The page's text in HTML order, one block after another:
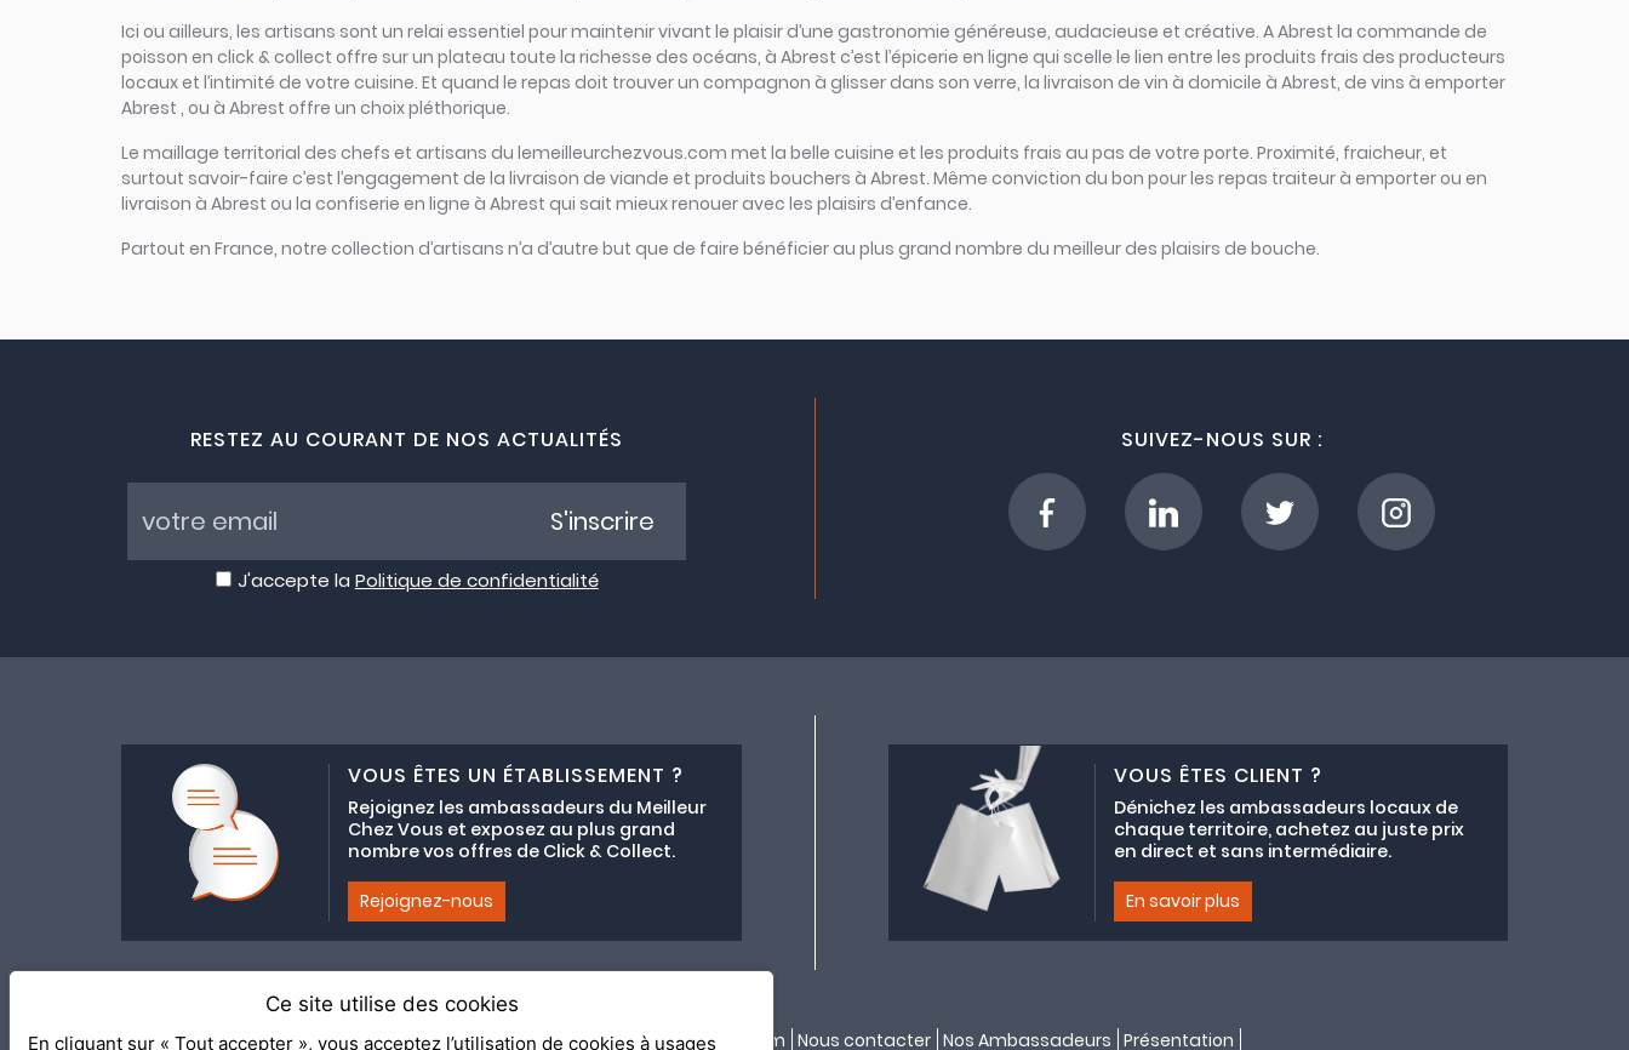
Ici ou ailleurs, les artisans sont un relai essentiel pour maintenir vivant le plaisir d’une gastronomie généreuse, audacieuse et créative. A Abrest la commande de
poisson en click & collect offre sur un plateau toute la richesse des océans, à Abrest c’est l’épicerie en ligne qui scelle le lien entre les produits frais des producteurs
locaux et l’intimité de votre cuisine. Et quand le repas doit trouver un compagnon à glisser dans son verre, la livraison de vin à domicile à Abrest, de vins à emporter
Abrest , ou à Abrest offre un choix pléthorique.
Le maillage territorial des chefs et artisans du lemeilleurchezvous.com met la belle cuisine et les produits frais au pas de votre porte. Proximité, fraicheur, et
surtout savoir-faire c’est l’engagement de la livraison de viande et produits bouchers à Abrest. Même conviction du bon pour les repas traiteur à emporter ou en
livraison à Abrest ou la confiserie en ligne à Abrest qui sait mieux renouer avec les plaisirs d’enfance.
Partout en France, notre collection d’artisans n’a d’autre but que de faire bénéficier au plus grand nombre du meilleur des plaisirs de bouche.
RESTEZ AU COURANT DE NOS ACTUALITÉS
J'accepte la Politique de confidentialité
S'inscrire
SUIVEZ-NOUS SUR :
VOUS ÊTES UN ÉTABLISSEMENT ?
Rejoignez les ambassadeurs du Meilleur
Chez Vous et exposez au plus grand
nombre vos offres de Click & Collect.
Rejoignez-nous
VOUS ÊTES CLIENT ?
Dénichez les ambassadeurs locaux de
chaque territoire, achetez au juste prix
en direct et sans intermédiaire.
En savoir plus
Adhésion au collectif lemeilleurchezvous.com Nous contacter Nos Ambassadeurs Présentation
Ce site utilise des cookies
En cliquant sur « Tout accepter », vous acceptez l’utilisation de cookies à usages